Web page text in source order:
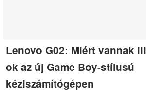
Lenovo G02: Miért vannak
ok az új Game Boy-stílusú
kéziszámítógépen